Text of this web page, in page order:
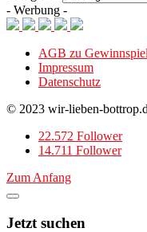
- Werbung -
AGB zu
Impressum
Datenschutz
© 2023 wir-lieben-
22.572 Follower
14.711 Follower
Zum Anfang
Jetzt suchen